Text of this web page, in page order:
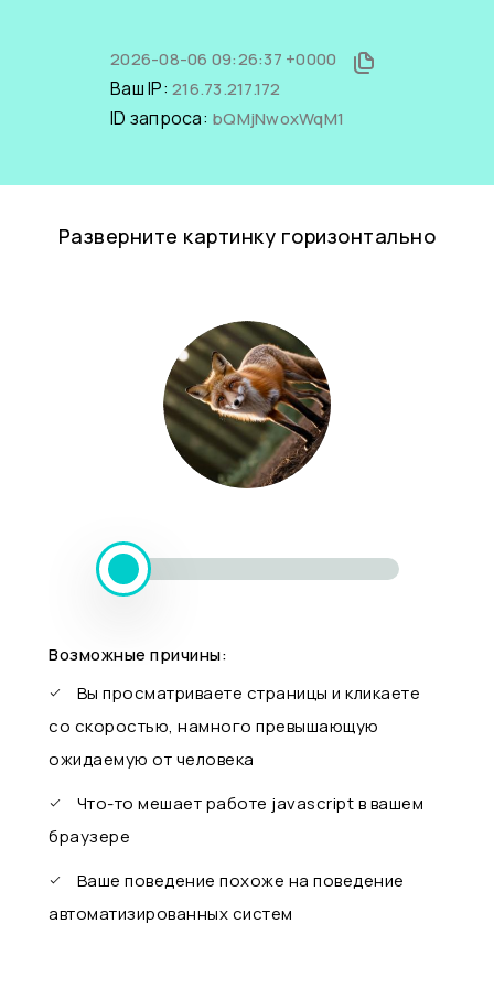
2026-08-06 09:26:37 +0000
Ваш IP: 216.73.217.172
ID запроса: bQMjNwoxWqM1
Разверните картинку горизонтально
Возможные причины:
Вы просматриваете страницы и кликаете
со скоростью, намного превышающую
ожидаемую от человека
Что-то мешает работе javascript в вашем
браузере
Ваше поведение похоже на поведение
автоматизированных систем